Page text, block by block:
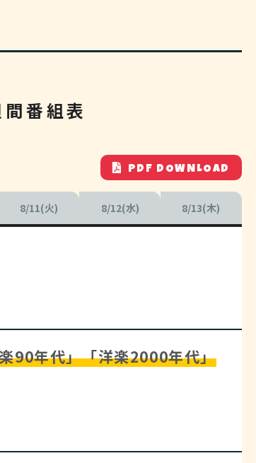
間番組表
PDF DOWNLOAD
8/11(火) 8/12(水) 8/13(木)
90年代」「洋楽2000年代」